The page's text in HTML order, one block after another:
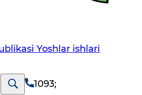
Yoshlar ishlari
1093;